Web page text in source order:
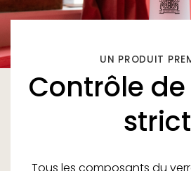
UN PRODUIT
Contrôle
strict